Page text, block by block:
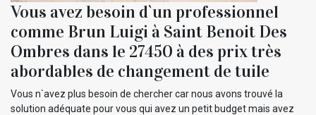
Vous avez besoin d`un professionnel
comme Brun Luigi à Saint Benoit Des
Ombres dans le 27450 à des prix très
abordables de changement de tuile
Vous n`avez plus besoin de chercher car nous avons trouvé la
solution adéquate pour vous qui avez un petit budget mais avez